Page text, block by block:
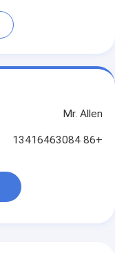
Mr. Allen
+86 13416463084